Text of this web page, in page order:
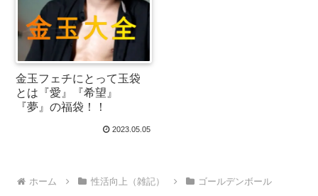
金玉フェチにとって玉袋
とは『愛』『希望』
『夢』の福袋！！
2023.05.05
ホーム 性活向上（雑記） ゴールデンボール